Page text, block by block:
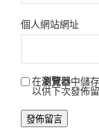
個人網站網址
在瀏覽器中儲
以供下次發佈